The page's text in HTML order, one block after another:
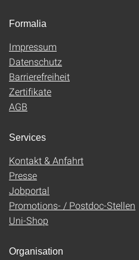
Formalia
Impressum
Datenschutz
Barrierefreiheit
Zertifikate
AGB
Services
Kontakt & Anfahrt
Presse
Jobportal
Promotions- / Postdoc-Stellen
Uni-Shop
Organisation